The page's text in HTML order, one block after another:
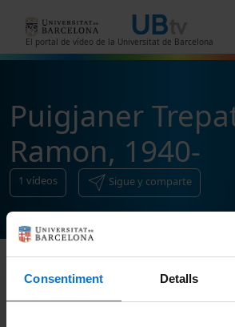
Consentiment Detalls
El portal de vídeo de la Universitat de Barcelona
Puigjaner
Ramon, 1940-
1 vídeos Sigue y comparte
Ordenar